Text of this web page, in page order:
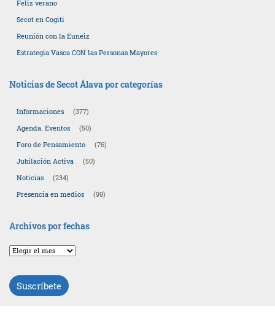
Feliz verano
Secot en Cogiti
Reunión con la Euneiz
Estrategia Vasca CON las Personas Mayores
Noticias de Secot Álava por categorías
Informaciones
(377)
Agenda. Eventos
(50)
Foro de Pensamiento
(76)
Jubilación Activa
(50)
Noticias
(234)
Presencia en medios
(99)
Archivos por fechas
Archivos
por
Suscríbete